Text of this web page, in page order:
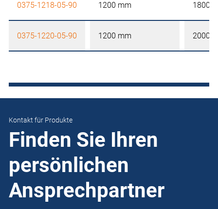
0375-1218-05-90 1200 mm 1800
0375-1220-05-90 1200 mm 2000
Kontakt für Produkte
Finden Sie Ihren
persönlichen
Ansprechpartner